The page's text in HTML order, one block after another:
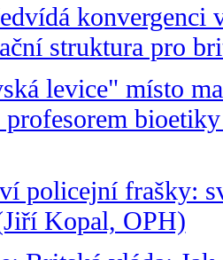
konvergenci
struktura pro
levice" místo
policejní frašky:
Kopal, OPH)